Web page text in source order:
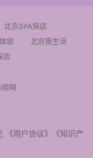
北京SPA探店
验
北京夜生活
店
网
《用户协议》
《知识产